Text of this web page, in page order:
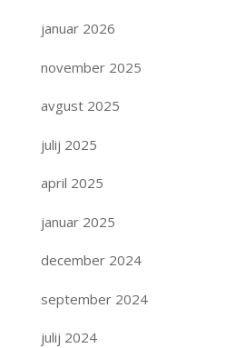
januar 2026
november 2025
avgust 2025
julij 2025
april 2025
januar 2025
december 2024
september 2024
julij 2024